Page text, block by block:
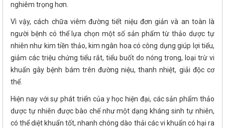
nghiêm trọng hơn.
Vì vậy, cách chữa viêm đường tiết niệu đơn giản và an toàn là
người bệnh có thể lựa chọn một số sản phẩm từ thảo dược tự
nhiên như kim tiền thảo, kim ngân hoa có công dụng giúp lợi tiểu,
giảm các triệu chứng tiểu rắt, tiểu buốt do nóng trong, loại trừ vi
khuẩn gây bệnh bám trên đường niệu, thanh nhiệt, giải độc cơ
thể.
Hiện nay với sự phát triển của y học hiện đại, các sản phẩm thảo
dược tự nhiên được bào chế như một dạng kháng sinh tự nhiên,
có thể diệt khuẩn tốt, nhanh chóng dào thải các vi khuẩn có hại ra